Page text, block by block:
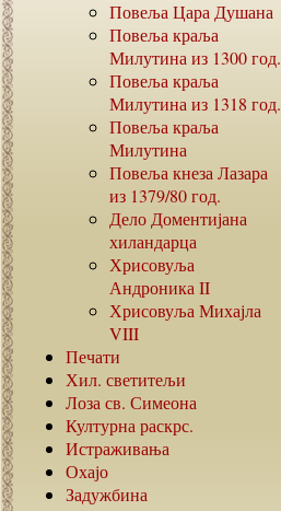
Повеља Цара Душана
Повеља краља
Милутина из 1300год.
Повеља краља
Милутина из 1318 год.
Повеља краља
Милутина
Повеља кнеза Лазара
из 1379/80год.
Дело Доментијана
хиландарца
Хрисовуља
Андроника II
Хрисовуља Михајла
VIII
Печати
Хил. светитељи
Лоза св. Симеона
Културна раскрс.
Истраживања
Охајо
Задужбина